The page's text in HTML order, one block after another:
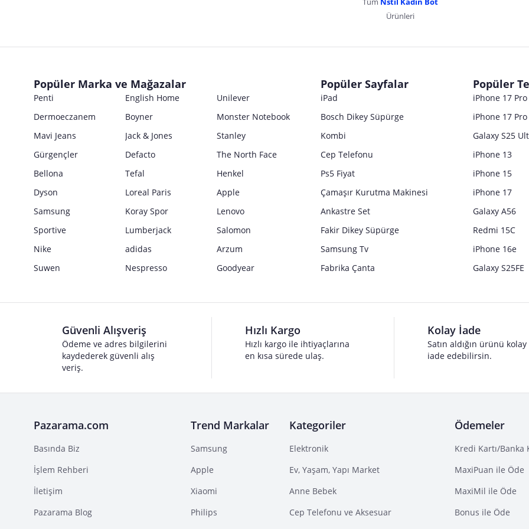
Posta Adresi
Marka
E Posta Adresi
Satıcı bilgi girişi yapmamıştır.
Satıcı bilgi girişi yapmamıştır.
Ürünleri
Popüler Marka ve Mağazalar
Penti English Home
Unilever
Dermoeczanem
Boyner
Monster Notebook
Mavi Jeans
Jack & Jones
Stanley
Gürgençler
Defacto
The North Face
Bellona
Tefal
Henkel
Dyson
Loreal Paris
Apple
Samsung
Koray Spor
Lenovo
Sportive
Lumberjack
Salomon
Nike
adidas
Arzum
Suwen
Nespresso Goodyear
Popüler Sayfalar
iPad
Bosch Dikey Süpürge
Kombi
Cep Telefonu
Ps5 Fiyat
Çamaşır Kurutma Makinesi
Ankastre Set
Fakir Dikey Süpürge
Samsung Tv
Fabrika Çanta
Popüler
iPhone 17
iPhone 17 Pro
Galaxy S25
iPhone 13
iPhone 15
iPhone 17
Galaxy A56
Redmi 15C
iPhone 16e
Galaxy S25FE
Güvenli Alışveriş
Ödeme ve adres bilgilerini
kaydederek güvenli alış
veriş.
Hızlı Kargo
Hızlı kargo ile ihtiyaçlarına
en kısa sürede ulaş.
Kolay İade
Satın aldığın ürünü kolay
iade edebilirsin.
Pazarama.com
Basında Biz
İşlem Rehberi
İletişim
Pazarama Blog
Trend Markalar
Samsung
Apple
Xiaomi
Philips
Kategoriler
Elektronik
Ev, Yaşam, Yapı Market
Anne Bebek
Cep Telefonu ve Aksesuar
Ödemeler
Kredi Kartı/Banka
MaxiPuan ile Öde
MaxiMil ile Öde
Bonus ile Öde